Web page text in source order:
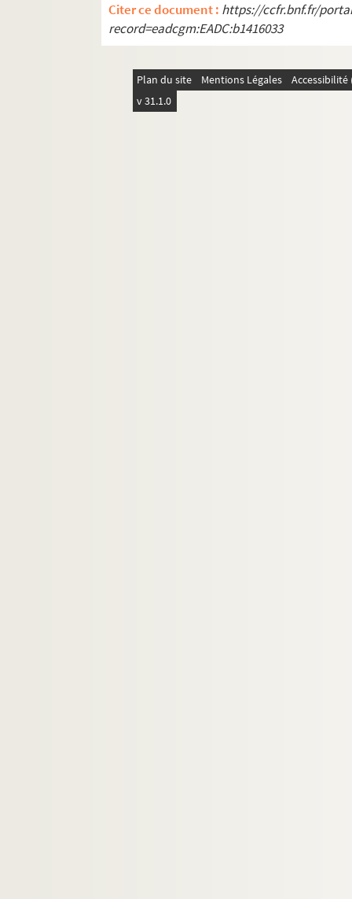
Citer ce document : https://ccfr.bnf.fr/
record=eadcgm:EADC:b1416033
Plan du site Mentions Légales
v 31.1.0